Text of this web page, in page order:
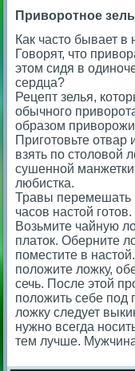
Приворотное
Как часто бывает
Говорят, что
этом сидя в
сердца?
Рецепт зелья,
обычного
образом
Приготовьте отвар
взять по столовой
сушенной
любистка.
Травы перемешать
часов настой готов.
Возьмите чайную
платок. Оберните
поместите в
положите ложку,
сечь. После этой
положить себе под
ложку следует
нужно всегда
тем лучше.